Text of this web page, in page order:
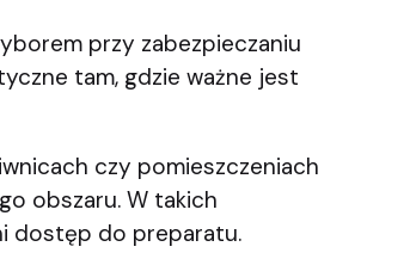
przy zabezpieczaniu
tam, gdzie ważne jest
czy pomieszczeniach
obszaru. W takich
dostęp do preparatu.